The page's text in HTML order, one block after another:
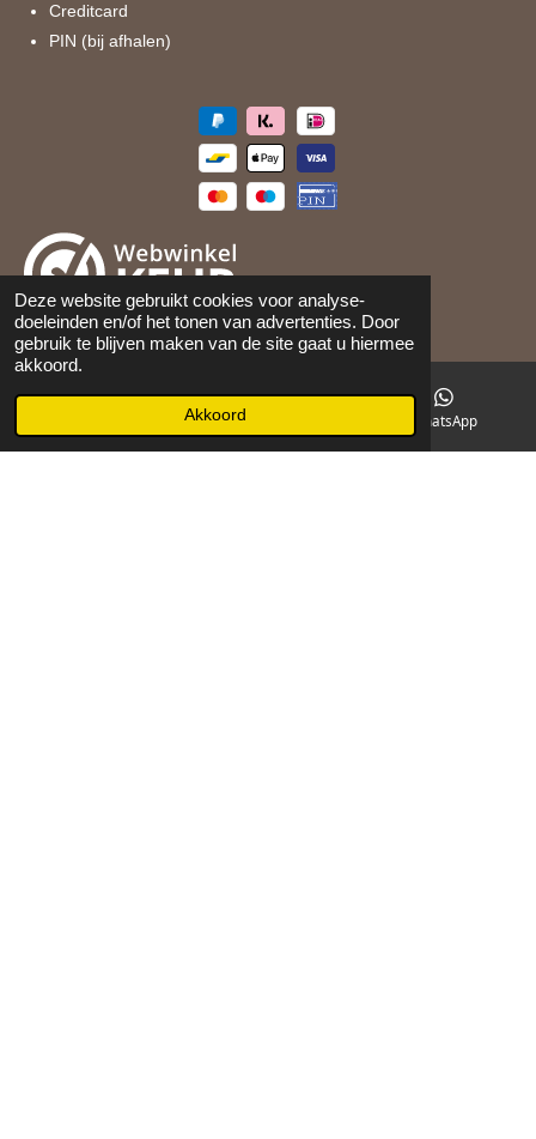
Deze website gebruikt cookies voor analyse-
doeleinden en/of het tonen van advertenties. Door
gebruik te blijven maken van de site gaat u hiermee
akkoord.
Akkoord
Creditcard
PIN (bij afhalen)
©2026 Maison 105
Facebook WhatsApp